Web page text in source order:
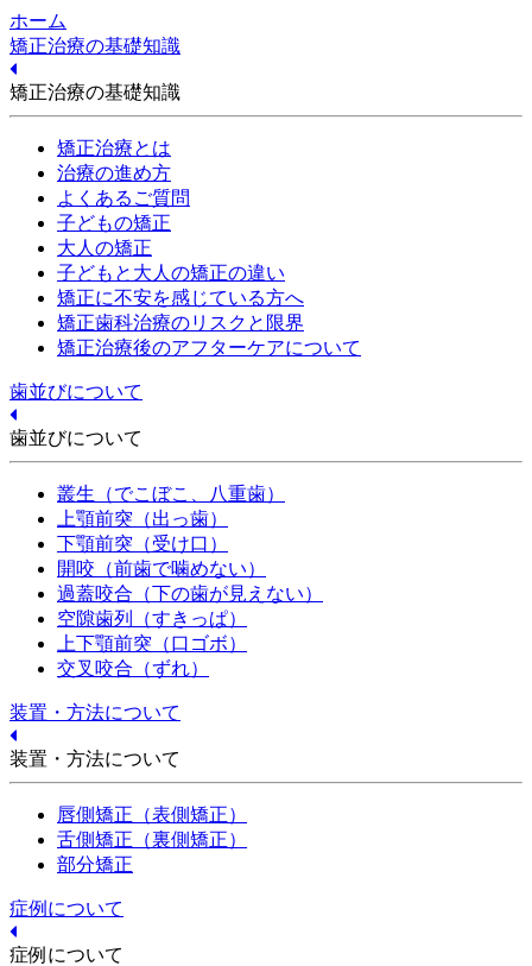
ホーム
矯正治療の基礎知識
矯正治療の基礎知識
矯正治療とは
治療の進め方
よくあるご質問
子どもの矯正
大人の矯正
子どもと大人の矯正の違い
矯正に不安を感じている方へ
矯正歯科治療のリスクと限界
矯正治療後のアフターケアについて
歯並びについて
歯並びについて
叢生（でこぼこ、八重歯）
上顎前突（出っ歯）
下顎前突（受け口）
開咬（前歯で噛めない）
過蓋咬合（下の歯が見えない）
空隙歯列（すきっぱ）
上下顎前突（口ゴボ）
交叉咬合（ずれ）
装置・方法について
装置・方法について
唇側矯正（表側矯正）
舌側矯正（裏側矯正）
部分矯正
症例について
症例について